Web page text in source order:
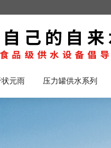
元雨 压力罐供水系列